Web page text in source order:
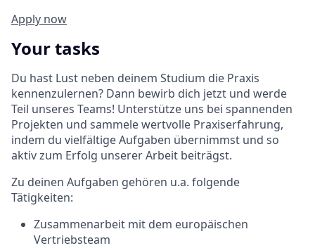
Apply now
Your tasks
Du hast Lust neben deinem Studium die Praxis
kennenzulernen? Dann bewirb dich jetzt und werde
Teil unseres Teams! Unterstütze uns bei spannenden
Projekten und sammele wertvolle Praxiserfahrung,
indem du vielfältige Aufgaben übernimmst und so
aktiv zum Erfolg unserer Arbeit beiträgst.
Zu deinen Aufgaben gehören u.a. folgende
Tätigkeiten:
Zusammenarbeit mit dem europäischen
Vertriebsteam